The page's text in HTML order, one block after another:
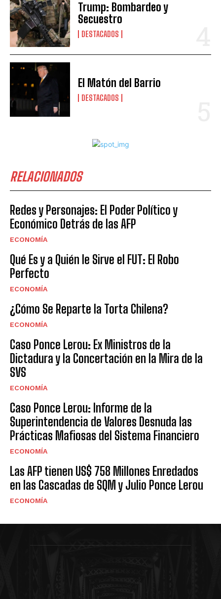
Trump: Bombardeo y
Secuestro
DESTACADOS
El Matón del Barrio
DESTACADOS
RELACIONADOS
Redes y Personajes: El Poder Político y
Económico Detrás de las AFP
ECONOMÍA
Qué Es y a Quién le Sirve el FUT: El Robo
Perfecto
ECONOMÍA
¿Cómo Se Reparte la Torta Chilena?
ECONOMÍA
Caso Ponce Lerou: Ex Ministros de la
Dictadura y la Concertación en la Mira de la
SVS
ECONOMÍA
Caso Ponce Lerou: Informe de la
Superintendencia de Valores Desnuda las
Prácticas Mafiosas del Sistema Financiero
ECONOMÍA
Las AFP tienen US$ 758 Millones Enredados
en las Cascadas de SQM y Julio Ponce Lerou
ECONOMÍA